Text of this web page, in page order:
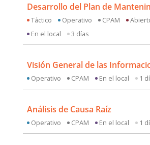
Desarrollo del Plan de
Táctico Operativo CPAM
En el local
3 días
Visión General de las
Operativo CPAM En el local 1
Análisis de Causa Raíz
Operativo CPAM En el local 1